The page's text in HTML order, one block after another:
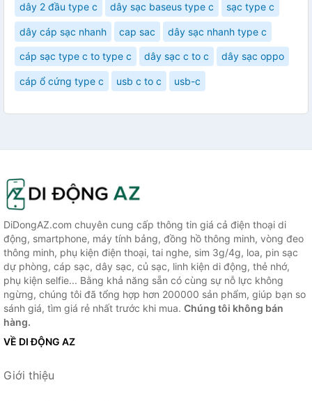
dây 2 đầu type c dây sạc baseus type c sạc type c
dây cáp sạc nhanh cap sac dây sạc nhanh type c
cáp sạc type c to type c dây sạc c to c dây sạc oppo
cáp ổ cứng type c usb c to c usb-c
DiDongAZ.com chuyên cung cấp thông tin giá cả điện thoại di
động, smartphone, máy tính bảng, đồng hồ thông minh, vòng đeo
thông minh, phụ kiện điện thoại, tai nghe, sim 3g/4g, loa, pin sạc
dự phòng, cáp sạc, dây sạc, củ sạc, linh kiện di động, thẻ nhớ,
phụ kiện selfie... Bằng khả năng sẵn có cùng sự nỗ lực không
ngừng, chúng tôi đã tổng hợp hơn 200000 sản phẩm, giúp bạn so
sánh giá, tìm giá rẻ nhất trước khi mua. Chúng tôi không bán
hàng.
VỀ DI ĐỘNG AZ
Giới thiệu